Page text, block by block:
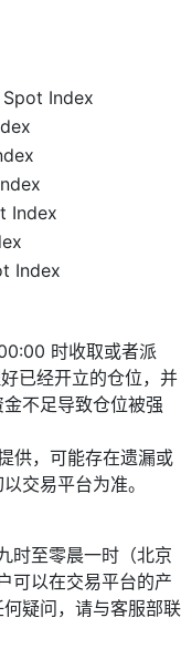
Index
Index
Index
时收取或者派
已经开立的仓位，并
不足导致仓位被强
供，可能存在遗漏或
交易平台为准。
时至零晨一时（北京
可以在交易平台的产
疑问，请与客服部联